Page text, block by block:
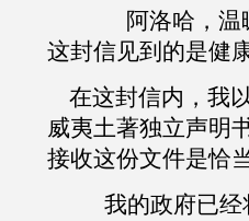
阿洛哈，温
这封信见到的是健
在这封信内，我
威夷土著独立声
接收这份文件是恰当
我的政府已